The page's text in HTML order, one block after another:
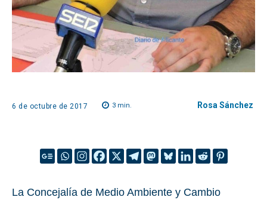
6 de octubre de 2017 3 min. Rosa Sánchez
La Concejalía de Medio Ambiente y Cambio